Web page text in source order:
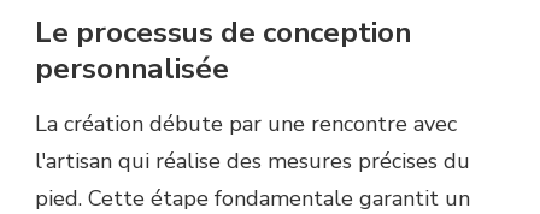
Le processus de conception
personnalisée
La création débute par une rencontre avec
l'artisan qui réalise des mesures précises du
pied. Cette étape fondamentale garantit un